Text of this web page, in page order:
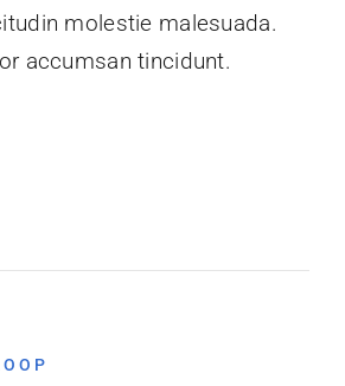
molestie malesuada.
accumsan tincidunt.